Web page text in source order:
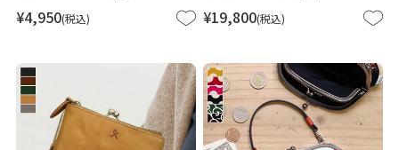
¥4,950 税込 ¥19,800 税込